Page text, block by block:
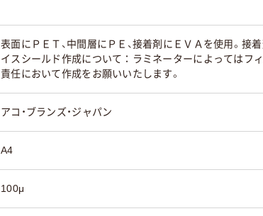
表面にＰＥＴ、中間層にＰＥ、接着剤にＥＶＡを使用。
イスシールド作成について：ラミネーターによってはフ
責任において作成をお願いいたします。
アコ・ブランズ・ジャパン
A4
100μ